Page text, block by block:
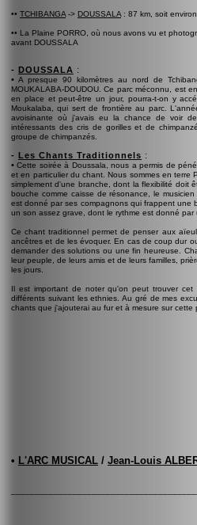
•• TCHIBANGA -> DOUSSALA : 87 km, soit
•• La Plaine PORRO, où nous avons vu et
avant DOUSSALA
- DOUSSALA :
• A presque 90 kilomètres au nord de
MOUKALABA-DOUDOU. Ce parc méconnu, est
en place et peut-être un jour, pourra-t-on y
Moukalaba, qui sert de frontière au parc.
avoisinante où j'avais eu la chance de voir
intéressants des cris de gorilles et de
groupe de chimpanzés.
- Les Chants Traditionnels :
• Cette soirée à Doussala, nous a permis de
et en particulier du chant. Nous sommes en terre
simplement d'une branche, dont la flexibilité doit
bouche comme caisse de résonance, le
est donné par ses compagnons qui frappent une
un son assez grave, dont le rythme est donné par
Ce chant traditionnel permet de penser aux
ancêtres et de les évoquer. En cas de coup dur
demander des solutions ou une fin heureuse.
leur peuple, de leurs amis et de leurs familles,
les jours.
Il est important de noter qu'on peut trouver
différents suivant les ethnies. Au gré de mes
chants que j'ajouterai au fur et à mesure sur cette
• L'ARC MUSICAL / Jean-Louis